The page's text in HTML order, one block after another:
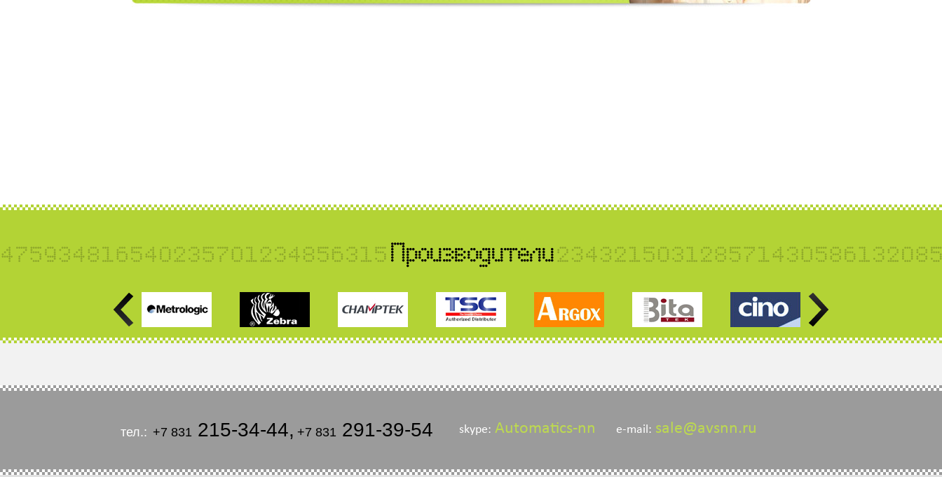
тел.: +7 831 215-34-44, +7 831 291-39-54 skype: Automatics-nn e-mail: sale@avsnn.ru